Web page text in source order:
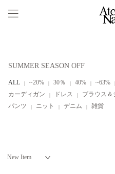
SUMMER SEASON OFF
ALL ~20% 30％ 40% ~63%
カーディガン
ドレス ブラウス＆
パンツ
ニット デニム 雑貨